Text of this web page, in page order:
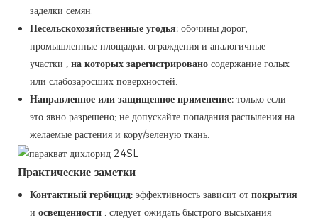
заделки семян.
Несельскохозяйственные угодья:обочины дорог,
промышленные площадки, ограждения и аналогичные
участки , на которых зарегистрированосодержание голых
или слабозаросших поверхностей.
Направленное или защищенное применение:только если
это явно разрешено; не допускайте попадания распыления на
желаемые растения и кору/зеленую ткань.
Практические заметки
Контактный гербицид:эффективность зависит от покрытия
и освещенности; следует ожидать быстрого высыхания